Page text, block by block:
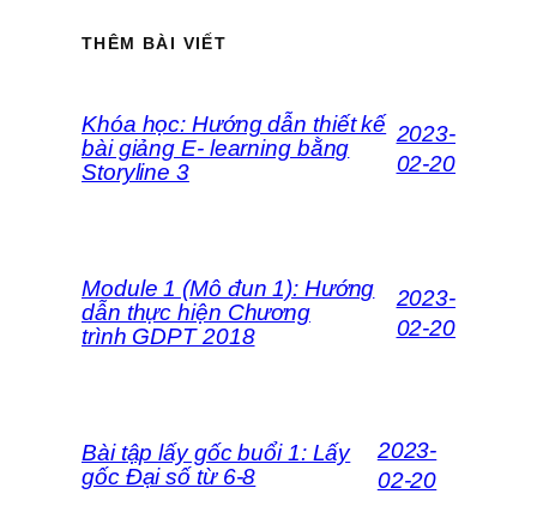
THÊM BÀI VIẾT
Khóa học: Hướng dẫn thiết kế
bài giảng E- learning bằng
Storyline 3
2023-
02-20
Module 1 (Mô đun 1): Hướng
dẫn thực hiện Chương
trình GDPT 2018
2023-
02-20
Bài tập lấy gốc buổi 1: Lấy
gốc Đại số từ 6-8
2023-
02-20